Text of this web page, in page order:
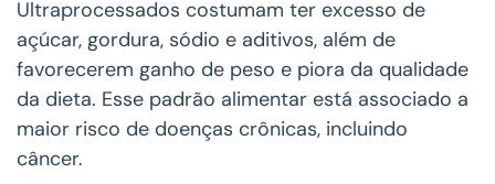
Ultraprocessados costumam ter excesso de
açúcar, gordura, sódio e aditivos, além de
favorecerem ganho de peso e piora da qualidade
da dieta. Esse padrão alimentar está associado a
maior risco de doenças crônicas, incluindo
câncer.